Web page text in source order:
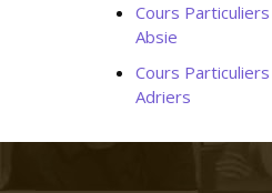
Cours Particuliers
Absie
Cours Particuliers
Adriers